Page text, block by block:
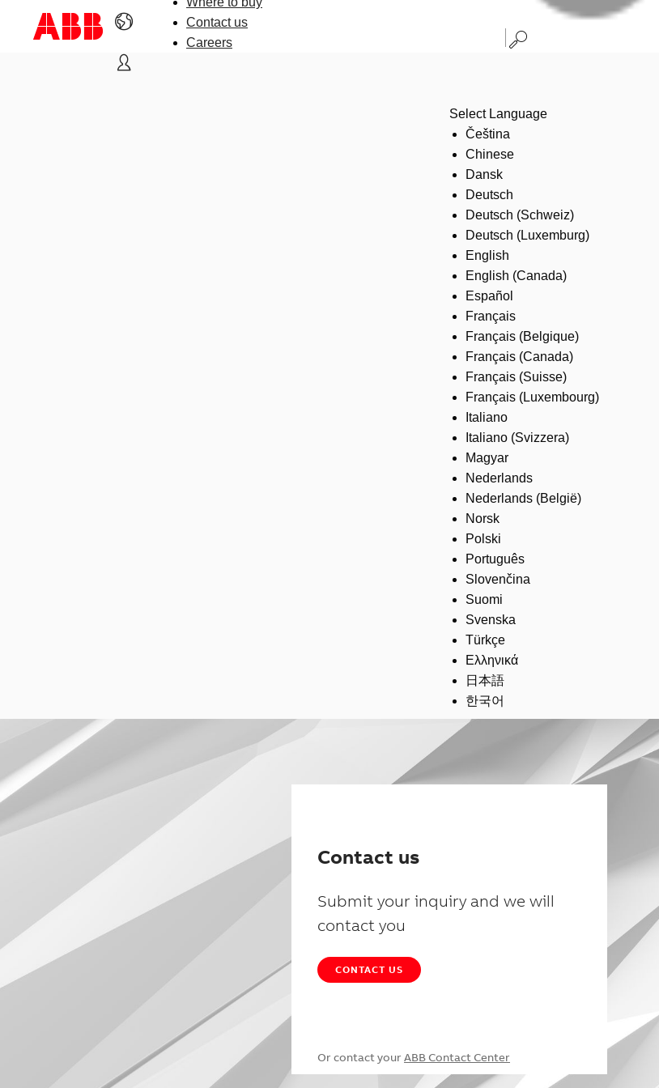
Contact us
Careers
Select Language
Čeština
Chinese
Dansk
Deutsch
Deutsch (Schweiz)
Deutsch (Luxemburg)
English
English (Canada)
Español
Français
Français (Belgique)
Français (Canada)
Français (Suisse)
Français (Luxembourg)
Italiano
Italiano (Svizzera)
Magyar
Nederlands
Nederlands (België)
Norsk
Polski
Português
Slovenčina
Suomi
Svenska
Türkçe
Ελληνικά
日本語
한국어
Contact us
Submit your inquiry and we will
contact you
CONTACT US
Or contact your ABB Contact Center